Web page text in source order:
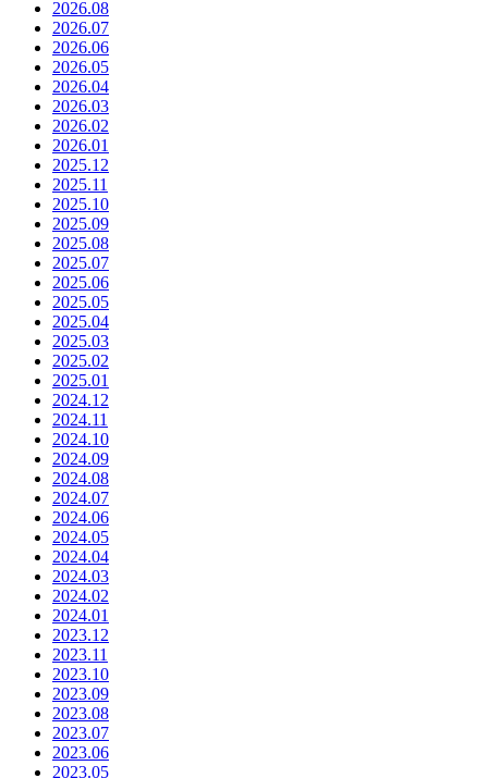
2026.08
2026.07
2026.06
2026.05
2026.04
2026.03
2026.02
2026.01
2025.12
2025.11
2025.10
2025.09
2025.08
2025.07
2025.06
2025.05
2025.04
2025.03
2025.02
2025.01
2024.12
2024.11
2024.10
2024.09
2024.08
2024.07
2024.06
2024.05
2024.04
2024.03
2024.02
2024.01
2023.12
2023.11
2023.10
2023.09
2023.08
2023.07
2023.06
2023.05